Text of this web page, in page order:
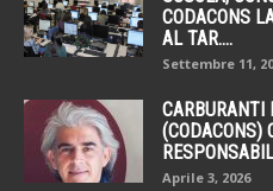
CODACONS
AL TAR....
Settembre 11,
CARBURANTI
(CODACONS)
Aprile 3, 2026